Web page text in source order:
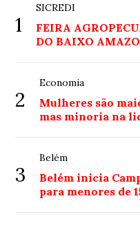
1
SICREDI
FEIRA
DO BAIXO
2
Economia
Mulheres são
mas minoria na
3
Belém
Belém inicia
para menores de